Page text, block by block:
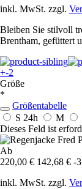
inkl. MwSt. zzgl.
Bleiben Sie stilvoll
Brentham, gefüttert
+-2
Größe
*
Größentabelle
S 24h M
Dieses Feld ist
Ab
220,00 € 142,68 € -
inkl. MwSt. zzgl.